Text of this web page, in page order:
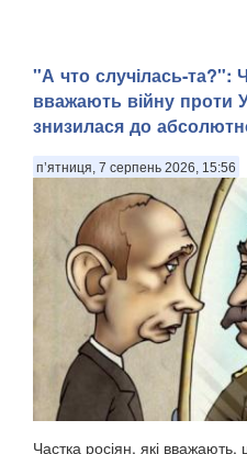
"А что случілась-та?":
вважають війну проти
знизилася до
п’ятниця, 7 серпень 2026, 15:56
Частка росіян, які